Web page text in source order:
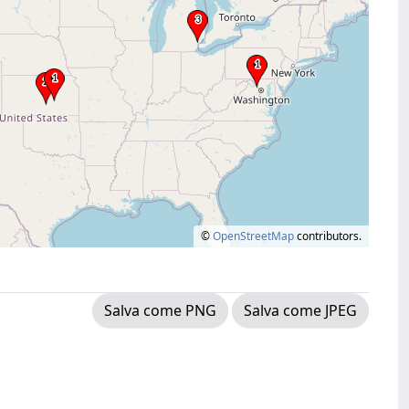
©OpenStreetMapcontributors.
Salva come PNG Salva come JPEG